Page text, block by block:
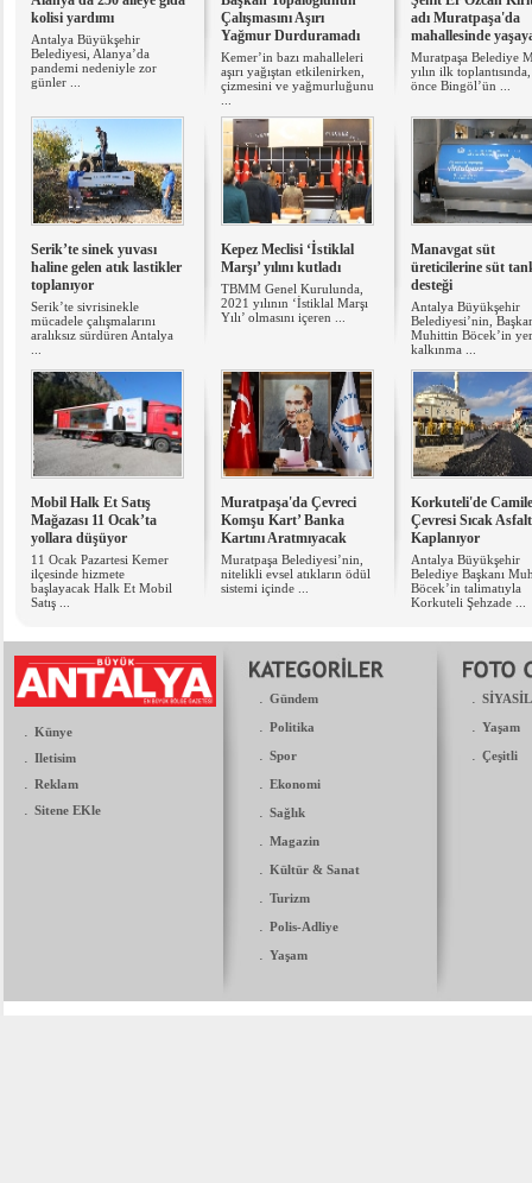
kolisi yardımı
Antalya Büyükşehir
Belediyesi, Alanya’da
pandemi nedeniyle zor
günler ...
Çalışmasını Aşırı
Yağmur Durduramadı
Kemer’in bazı mahalleleri
aşırı yağıştan etkilenirken,
çizmesini ve yağmurluğunu
adı Muratpaşa'da
mahallesinde
Muratpaşa Belediye
yılın ilk
önce Bingöl’ün ...
Serik’te sinek yuvası
haline gelen atık lastikler
toplanıyor
Serik’te sivrisinekle
mücadele çalışmalarını
aralıksız sürdüren Antalya
Kepez Meclisi ‘İstiklal
Marşı’ yılını kutladı
TBMM Genel Kurulunda,
2021 yılının ‘İstiklal Marşı
Yılı’ olmasını içeren ...
Manavgat süt
üreticilerine süt
desteği
Antalya Büyükşehir
Belediyesi’nin,
Muhittin Böcek’in
kalkınma ...
Mobil Halk Et Satış
Mağazası 11 Ocak’ta
yollara düşüyor
11 Ocak Pazartesi Kemer
ilçesinde hizmete
başlayacak Halk Et Mobil
Satış ...
Muratpaşa'da Çevreci
Komşu Kart’ Banka
Kartını Aratmıyacak
Muratpaşa Belediyesi’nin,
nitelikli evsel atıkların ödül
sistemi içinde ...
Korkuteli'de
Çevresi Sıcak
Kaplanıyor
Antalya Büyükşehir
Belediye Başkanı
Böcek’in talimatıyla
Korkuteli Şehzade ...
. Künye
. Iletisim
. Reklam
. Sitene EKle
. Gündem
. Politika
. Spor
. Ekonomi
. Sağlık
. Magazin
. Kültür & Sanat
. Turizm
. Polis-Adliye
. Yaşam
.
. Yaşam
. Çeşitli